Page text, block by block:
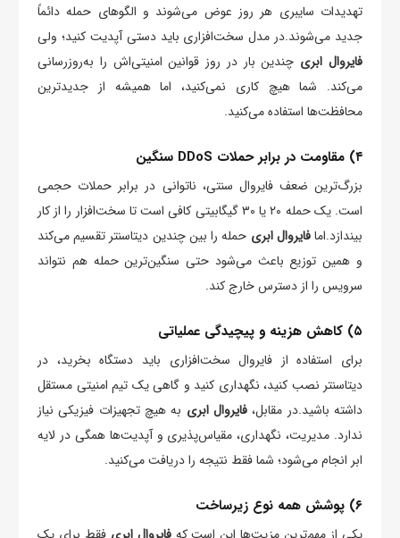
تهدیدات سایبری هر روز عوض می‌شوند و الگوهای حمله دائماً
جدید می‌شوند.در مدل سخت‌افزاری باید دستی آپدیت کنید؛ ولی
فایروال ابری چندین بار در روز قوانین امنیتی‌اش را به‌روزرسانی
می‌کند. شما هیچ کاری نمی‌کنید، اما همیشه از جدیدترین
محافظت‌ها استفاده می‌کنید.
۴) مقاومت در برابر حملات DDoS سنگین
بزرگ‌ترین ضعف فایروال سنتی، ناتوانی در برابر حملات حجمی
است. یک حمله ۲۰ یا ۳۰ گیگابیتی کافی است تا سخت‌افزار را از کار
بیندازد.امافایروال ابری حمله را بین چندین دیتاسنتر تقسیم می‌کند
و همین توزیع باعث می‌شود حتی سنگین‌ترین حمله هم نتواند
سرویس را از دسترس خارج کند.
۵) کاهش هزینه و پیچیدگی عملیاتی
برای استفاده از فایروال سخت‌افزاری باید دستگاه بخرید، در
دیتاسنتر نصب کنید، نگهداری کنید و گاهی یک تیم امنیتی مستقل
داشته باشید.در مقابل، فایروال ابری به هیچ تجهیزات فیزیکی نیاز
ندارد. مدیریت، نگهداری، مقیاس‌پذیری و آپدیت‌ها همگی در لایه
ابر انجام می‌شود؛ شما فقط نتیجه را دریافت می‌کنید.
۶) پوشش همه نوع زیرساخت
یکی از مهم‌ترین مزیت‌ها این است کهفایروال ابری فقط برای یک